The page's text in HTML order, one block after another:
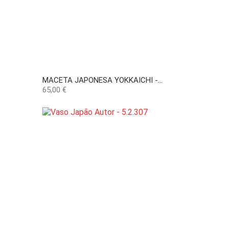
MACETA JAPONESA YOKKAICHI -...
Precio
65,00 €